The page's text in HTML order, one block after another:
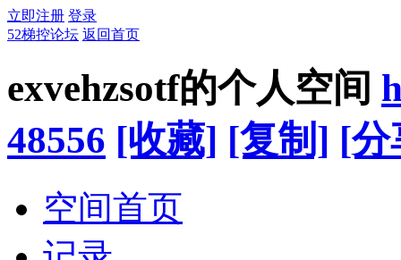
立即注册 登录
52梯控论坛 返回首页
exvehzsotf的个人空间
48556 [收藏] [复制] [分
空间首页